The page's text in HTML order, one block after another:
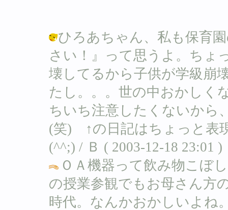
ひろあちゃん、私も保育
さい！』って思うよ。ちょ
壊してるから子供が学級崩
たし。。。世の中おかしく
ちいち注意したくないから
(笑) ↑の日記はちょっと表
(^^;) / Ｂ ( 2003-12-18 23:01 )
ＯＡ機器って飲み物こぼ
の授業参観でもお母さん方
時代。なんかおかしいよね